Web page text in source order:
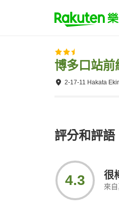
博多口站前
2-17-11 Hakata
評分和評語
4.3 很
來